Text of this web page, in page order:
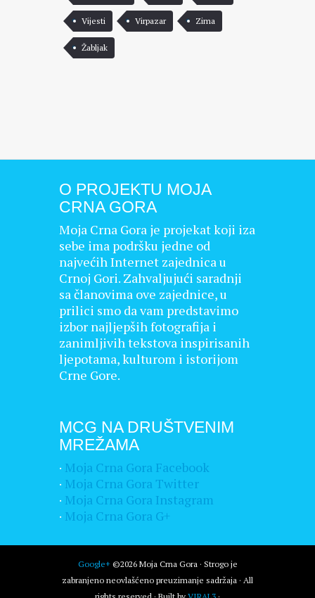
Vijesti Virpazar Zima
Žabljak
O PROJEKTU MOJA
CRNA GORA
Moja Crna Gora je projekat koji iza
sebe ima podršku jedne od
najvećih Internet zajednica u
Crnoj Gori. Zahvaljujući saradnji
sa članovima ove zajednice, u
prilici smo da vam predstavimo
izbor najljepših fotografija i
zanimljivih tekstova inspirisanih
ljepotama, kulturom i istorijom
Crne Gore.
MCG NA DRUŠTVENIM
MREŽAMA
· Moja Crna Gora Facebook
· Moja Crna Gora Twitter
· Moja Crna Gora Instagram
· Moja Crna Gora G+
Google+©2026 Moja Crna Gora · Strogo je
zabranjeno neovlašćeno preuzimanje sadržaja · All